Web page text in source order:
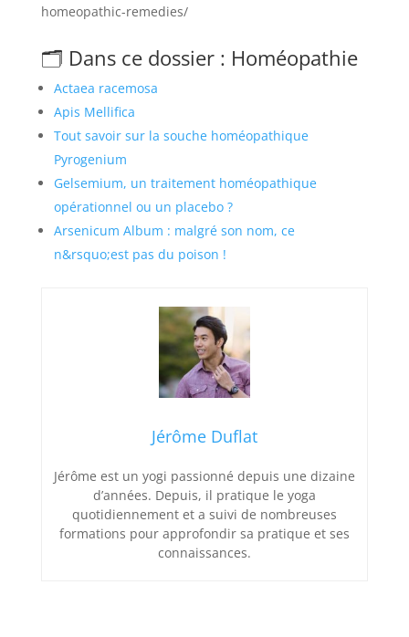
homeopathic-remedies/
🗂️ Dans ce dossier : Homéopathie
Actaea racemosa
Apis Mellifica
Tout savoir sur la souche homéopathique
Pyrogenium
Gelsemium, un traitement homéopathique
opérationnel ou un placebo ?
Arsenicum Album : malgré son nom, ce
n&rsquo;est pas du poison !
Jérôme Duflat
Jérôme est un yogi passionné depuis une dizaine
d’années. Depuis, il pratique le yoga
quotidiennement et a suivi de nombreuses
formations pour approfondir sa pratique et ses
connaissances.